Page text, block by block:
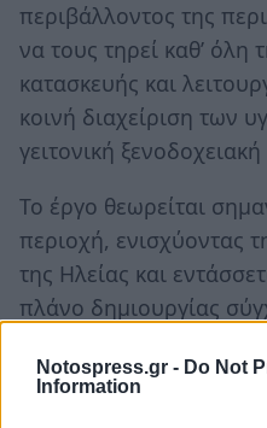
Notospress.gr - Do Not
Information
περιβάλλοντος της
να τους τηρεί καθ’ όλη
κατασκευής και
κοινή διαχείριση των
γειτονική
Το έργο θεωρείται
περιοχή, ενισχύοντας
της Ηλείας και
πλάνο δημιουργίας
δυτική Πελοπόννησο.